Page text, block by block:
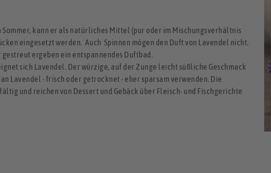
kann er als natürliches Mittel (pur oder im Mischungsverhältnis
eingesetzt werden. Auch Spinnen mögen den Duft von Lavendel nicht.
ergeben ein entspannendes Duftbad.
sich Lavendel. Der würzige, auf der Zunge leicht süßliche Geschmack
Lavendel - frisch oder getrocknet - eher sparsam verwenden. Die
und reichen von Dessert und Gebäck über Fleisch- und Fischgerichte